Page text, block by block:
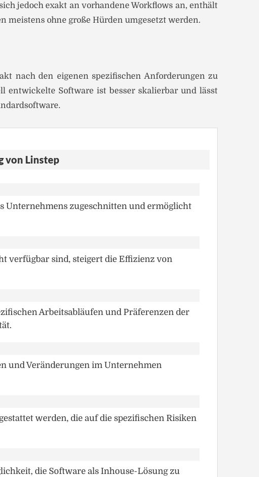
jedoch exakt an vorhandene Workflows an, enthält
ohne große Hürden umgesetzt werden.
nach den eigenen spezifischen Anforderungen zu
entwickelte Software ist besser skalierbar und lässt
von Linstep
Unternehmens zugeschnitten und ermöglicht
verfügbar sind, steigert die Effizienz von
Arbeitsabläufen und Präferenzen der
und Veränderungen im Unternehmen
werden, die auf die spezifischen Risiken
die Software als Inhouse-Lösung zu